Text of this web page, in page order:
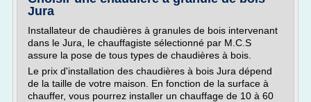
Jura
Installateur de chaudières à granules de bois intervenant
dans le Jura, le chauffagiste sélectionné par M.C.S
assure la pose de tous types de chaudières à bois.
Le prix d'installation des chaudières à bois Jura dépend
de la taille de votre maison. En fonction de la surface à
chauffer, vous pourrez installer un chauffage de 10 à 60